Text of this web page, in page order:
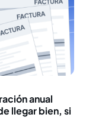
anual
llegar bien, si